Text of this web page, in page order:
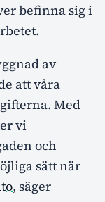
befinna sig i
av
att våra
Med
vi
och
sätt när
, säger